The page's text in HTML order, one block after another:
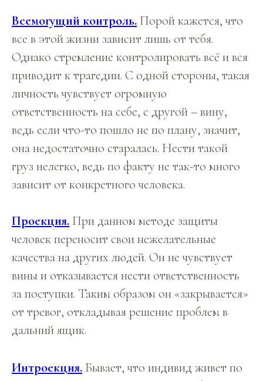
Всемогущий контроль. Порой кажется, что
все в этой жизни зависит лишь от тебя.
Однако стремление контролировать всё и вся
приводит к трагедии. С одной стороны, такая
личность чувствует огромную
ответственность на себе, с другой – вину,
ведь если что-то пошло не по плану, значит,
она недостаточно старалась. Нести такой
груз нелегко, ведь по факту не так-то много
зависит от конкретного человека.
Проекция. При данном методе защиты
человек переносит свои нежелательные
качества на других людей. Он не чувствует
вины и отказывается нести ответственность
за поступки. Таким образом он «закрывается»
от тревог, откладывая решение проблем в
дальний ящик.
Интроекция. Бывает, что индивид живет по